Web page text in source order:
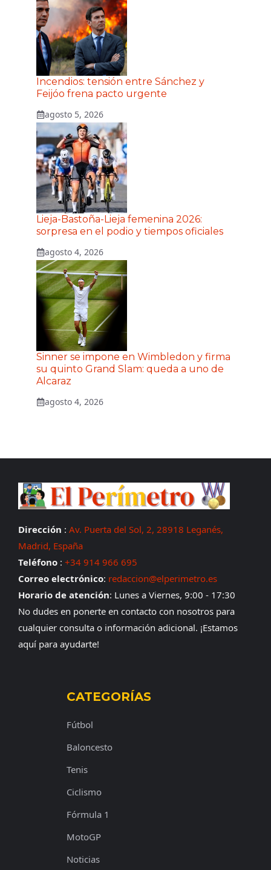
Incendios: tensión entre Sánchez y
Feijóo frena pacto urgente
agosto 5, 2026
Lieja-Bastoña-Lieja femenina 2026:
sorpresa en el podio y tiempos oficiales
agosto 4, 2026
Sinner se impone en Wimbledon y firma
su quinto Grand Slam: queda a uno de
Alcaraz
agosto 4, 2026
Dirección : Av. Puerta del Sol, 2, 28918 Leganés,
Madrid, España
Teléfono : +34 914 966 695
Correo electrónico: redaccion@elperimetro.es
Horario de atención: Lunes a Viernes, 9:00 - 17:30
No dudes en ponerte en contacto con nosotros para
cualquier consulta o información adicional. ¡Estamos
aquí para ayudarte!
CATEGORÍAS
Fútbol
Baloncesto
Tenis
Ciclismo
Fórmula 1
MotoGP
Noticias